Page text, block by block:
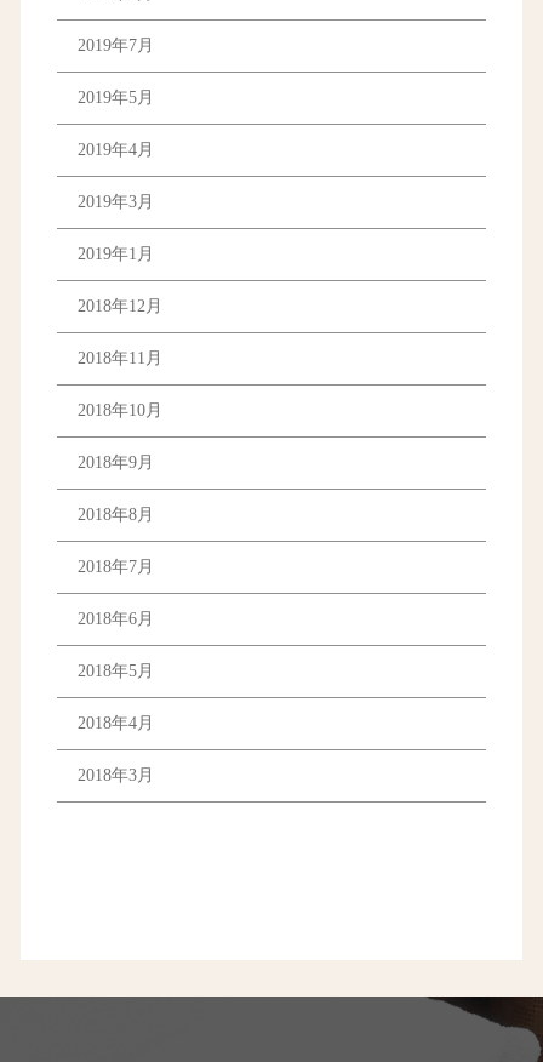
2019年7月
2019年5月
2019年4月
2019年3月
2019年1月
2018年12月
2018年11月
2018年10月
2018年9月
2018年8月
2018年7月
2018年6月
2018年5月
2018年4月
2018年3月